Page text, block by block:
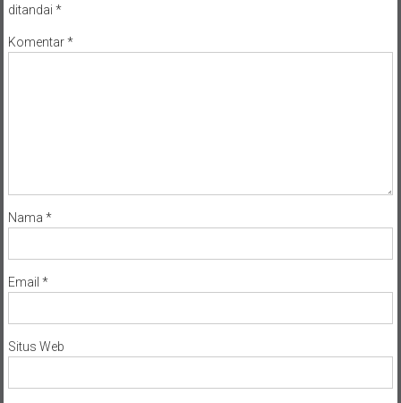
ditandai *
Komentar*
Nama *
Email *
Situs Web